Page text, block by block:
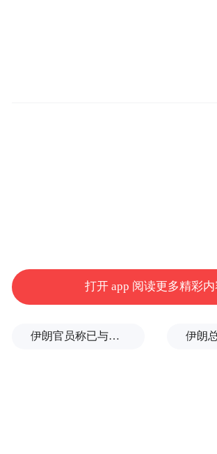
打开 app 阅读更多精彩内
伊朗官员称已与阿曼就霍尔木兹海峡通行问题明确总体框架